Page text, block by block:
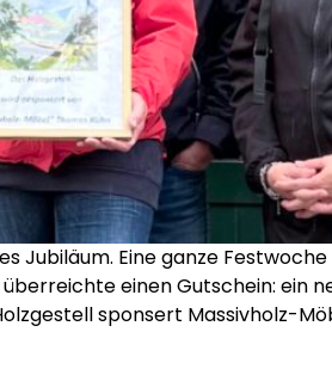
Jubiläum. Eine ganze
einen Gutschein: ein
sponsert Massivholz-